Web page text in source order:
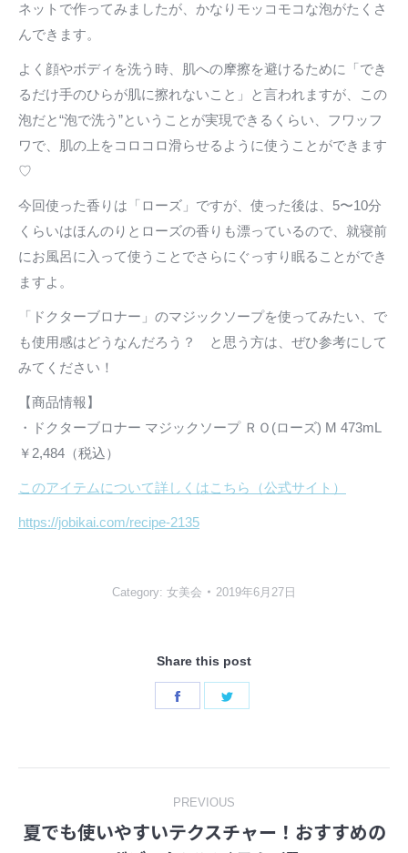
ネットで作ってみましたが、かなりモッコモコな泡がたくさ
んできます。
よく顔やボディを洗う時、肌への摩擦を避けるために「でき
るだけ手のひらが肌に擦れないこと」と言われますが、この
泡だと“泡で洗う”ということが実現できるくらい、フワッフ
ワで、肌の上をコロコロ滑らせるように使うことができます
♡
今回使った香りは「ローズ」ですが、使った後は、5〜10分
くらいはほんのりとローズの香りも漂っているので、就寝前
にお風呂に入って使うことでさらにぐっすり眠ることができ
ますよ。
「ドクターブロナー」のマジックソープを使ってみたい、で
も使用感はどうなんだろう？ と思う方は、ぜひ参考にして
みてください！
【商品情報】
・ドクターブロナー マジックソープ ＲＯ(ローズ) M 473mL
￥2,484（税込）
このアイテムについて詳しくはこちら（公式サイト）
https://jobikai.com/recipe-2135
Category: 女美会 2019年6月27日
Share this post
Share
navigation
PREVIOUS
Previous
夏でも使いやすいテクスチャー！おすすめの